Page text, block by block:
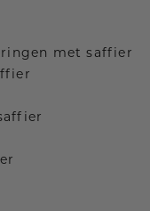
met saffier